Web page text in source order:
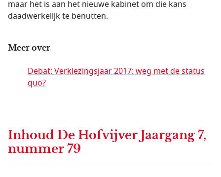
maar het is aan het nieuwe kabinet om die kans
daadwerkelijk te benutten.
Meer over
Debat: Verkiezingsjaar 2017: weg met de status
quo?
Inhoud De Hofvijver Jaargang 7,
nummer 79